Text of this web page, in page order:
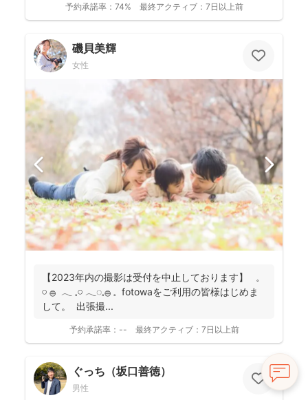
予約承諾率： 74% 最終アクティブ： 7日以上前
磯貝美輝
女性
【2023年内の撮影は受付を中止しております】 𓈒
𓏸 𓐍 𓂃 𓈒𓏸 𓂃◌𓈒𓐍 𓈒 fotowaをご利用の皆様はじめま
して。 出張撮...
予約承諾率： -- 最終アクティブ： 7日以上前
ぐっち（坂口善徳）
男性